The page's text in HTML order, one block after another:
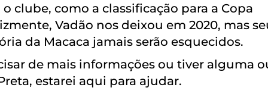
como a classificação para a Copa
Vadão nos deixou em 2020, mas
da Macaca jamais serão esquecidos.
de mais informações ou tiver alguma
estarei aqui para ajudar.